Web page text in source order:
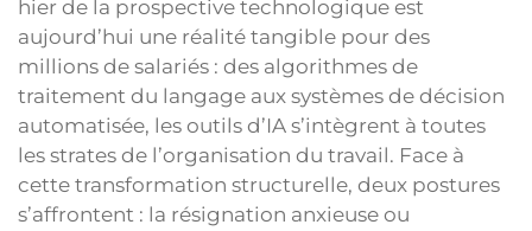
hier de la prospective technologique est
aujourd’hui une réalité tangible pour des
millions de salariés : des algorithmes de
traitement du langage aux systèmes de décision
automatisée, les outils d’IA s’intègrent à toutes
les strates de l’organisation du travail. Face à
cette transformation structurelle, deux postures
s’affrontent : la résignation anxieuse ou